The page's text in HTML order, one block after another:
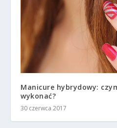
Manicure hybrydowy:
wykonać?
30 czerwca 2017